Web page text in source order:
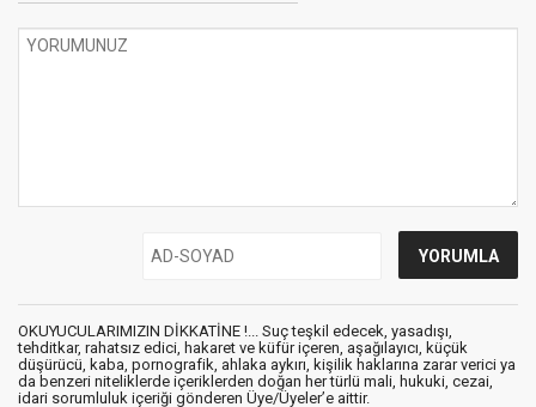
OKUYUCULARIMIZIN DİKKATİNE !... Suç teşkil edecek, yasadışı,
tehditkar, rahatsız edici, hakaret ve küfür içeren, aşağılayıcı, küçük
düşürücü, kaba, pornografik, ahlaka aykırı, kişilik haklarına zarar verici ya
da benzeri niteliklerde içeriklerden doğan her türlü mali, hukuki, cezai,
idari sorumluluk içeriği gönderen Üye/Üyeler’e aittir.